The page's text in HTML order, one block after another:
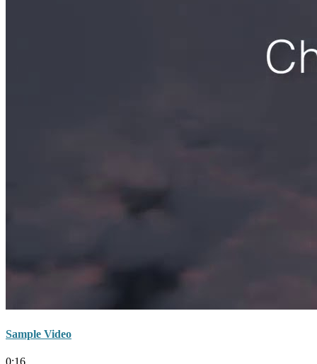
Sample Video
0:16